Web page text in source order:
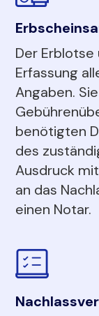
Der
Erfassung
Angaben.
benötigten
des
Ausdruck
an das
einen Notar.